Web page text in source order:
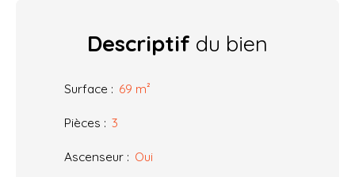
Descriptif du bien
Surface : 69 m²
Pièces : 3
Ascenseur : Oui